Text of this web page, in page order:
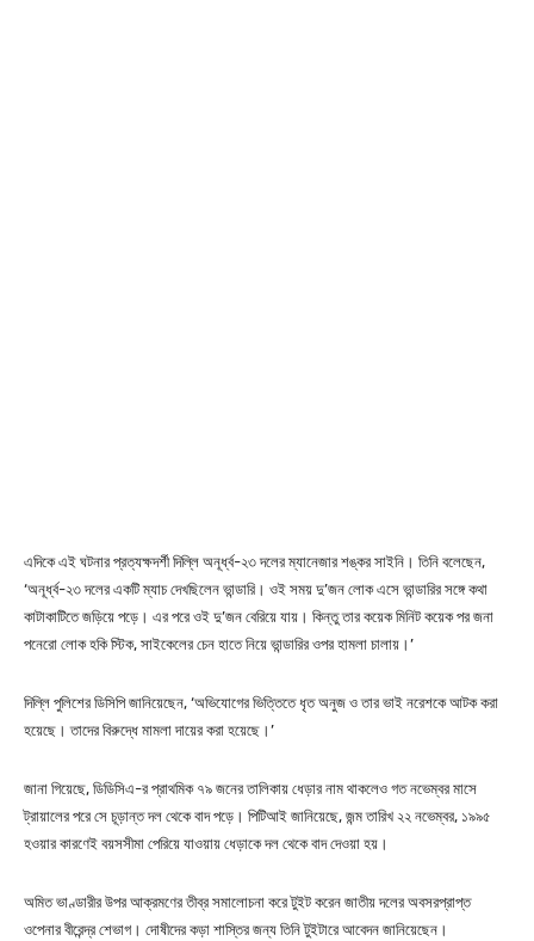
এদিকে এই ঘটনার প্রত্যক্ষদর্শী দিল্লি অনূর্ধ্ব-২৩ দলের ম্যানেজার শঙ্কর সাইনি। তিনি বলেছেন,
‘অনূর্ধ্ব-২৩ দলের একটি ম্যাচ দেখছিলেন ভান্ডারি। ওই সময় দু’জন লোক এসে ভান্ডারির সঙ্গে কথা
কাটাকাটিতে জড়িয়ে পড়ে। এর পরে ওই দু’জন বেরিয়ে যায়। কিন্তু তার কয়েক মিনিট কয়েক পর জনা
পনেরো লোক হকি স্টিক, সাইকেলের চেন হাতে নিয়ে ভান্ডারির ওপর হামলা চালায়।’
দিল্লি পুলিশের ডিসিপি জানিয়েছেন, ‘অভিযোগের ভিত্তিতে ধৃত অনুজ ও তার ভাই নরেশকে আটক করা
হয়েছে। তাদের বিরুদ্ধে মামলা দায়ের করা হয়েছে।’
জানা গিয়েছে, ডিডিসিএ-র প্রাথমিক ৭৯ জনের তালিকায় ধেড়ার নাম থাকলেও গত নভেম্বর মাসে
ট্রায়ালের পরে সে চূড়ান্ত দল থেকে বাদ পড়ে। পিটিআই জানিয়েছে, জন্ম তারিখ ২২ নভেম্বর, ১৯৯৫
হওয়ার কারণেই বয়সসীমা পেরিয়ে যাওয়ায় ধেড়াকে দল থেকে বাদ দেওয়া হয়।
অমিত ভাণ্ডারীর উপর আক্রমণের তীব্র সমালোচনা করে টুইট করেন জাতীয় দলের অবসরপ্রাপ্ত
ওপেনার বীরেন্দ্র শেভাগ। দোষীদের কড়া শাস্তির জন্য তিনি টুইটারে আবেদন জানিয়েছেন।